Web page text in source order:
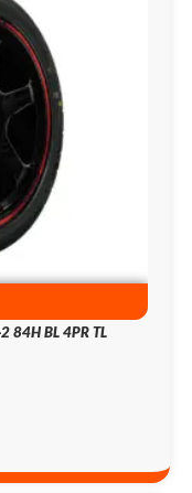
84H BL 4PR TL